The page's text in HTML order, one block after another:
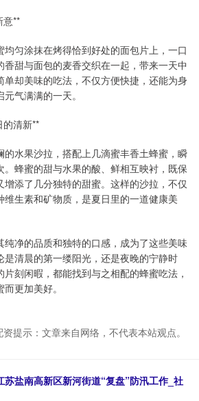
意**
匀涂抹在烤得恰到好处的面包片上，一口
甜与面包的麦香交织在一起，带来一天中
单却美味的吃法，不仅方便快捷，还能为身
气满满的一天。
的清新**
的水果沙拉，搭配上几滴蜜丰香土蜂蜜，瞬
。蜂蜜的甜与水果的酸、鲜相互映衬，既保
增添了几分独特的甜蜜。这样的沙拉，不仅
生素和矿物质，是夏日里的一道健康美
纯净的品质和独特的口感，成为了这些美味
是清晨的第一缕阳光，还是夜晚的宁静时
刻闲暇，都能找到与之相配的蜂蜜吃法，
更加美好。
提示：文章来自网络，不代表本站观点。
苏盐南高新区新河街道“复盘”防汛工作_社